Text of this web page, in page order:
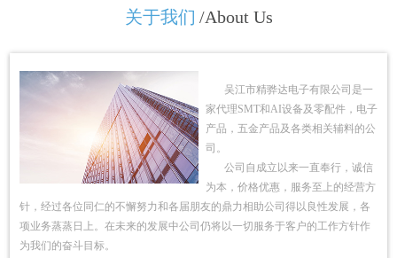
关于我们 /About Us
吴江市精骅达电子有限公司是一
家代理SMT和AI设备及零配件，电子
产品，五金产品及各类相关辅料的公
司。
公司自成立以来一直奉行，诚信
为本，价格优惠，服务至上的经营方
针，经过各位同仁的不懈努力和各届朋友的鼎力相助公司得以良性发展，各
项业务蒸蒸日上。在未来的发展中公司仍将以一切服务于客户的工作方针作
为我们的奋斗目标。